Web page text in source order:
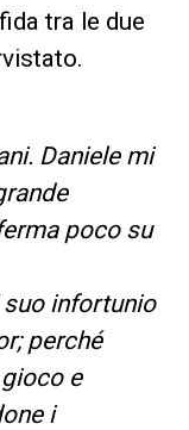
tra le due
Daniele mi
poco su
infortunio
perché
e
i